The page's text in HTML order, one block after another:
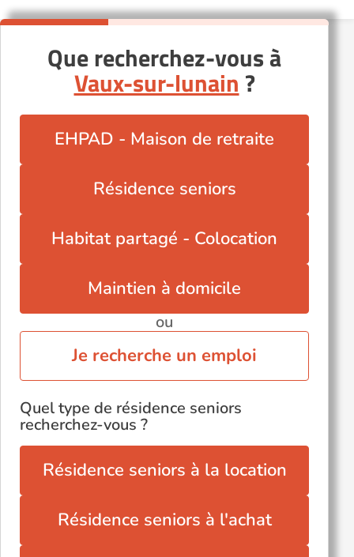
Que recherchez-vous à
Vaux-sur-lunain ?
EHPAD - Maison de retraite
Résidence seniors
Habitat partagé - Colocation
Maintien à domicile
ou
Je recherche un emploi
Quel type de résidence seniors
recherchez-vous ?
Résidence seniors à la location
Résidence seniors à l'achat